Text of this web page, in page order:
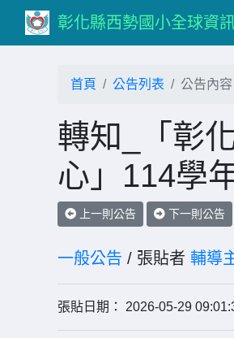
彰化縣西勢國小全球資
首頁 公告列表 公告內容
轉知_「彰
心」114學
上一則公告 下一則公告
一般公告 / 張貼者 輔導
張貼日期： 2026-05-29